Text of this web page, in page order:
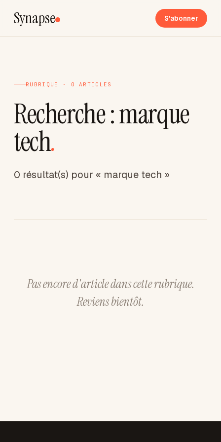
Synapse S'abonner
RUBRIQUE · 0 ARTICLES
Recherche : marque
tech.
0 résultat(s) pour « marque tech »
Pas encore d'article dans cette rubrique.
Reviens bientôt.